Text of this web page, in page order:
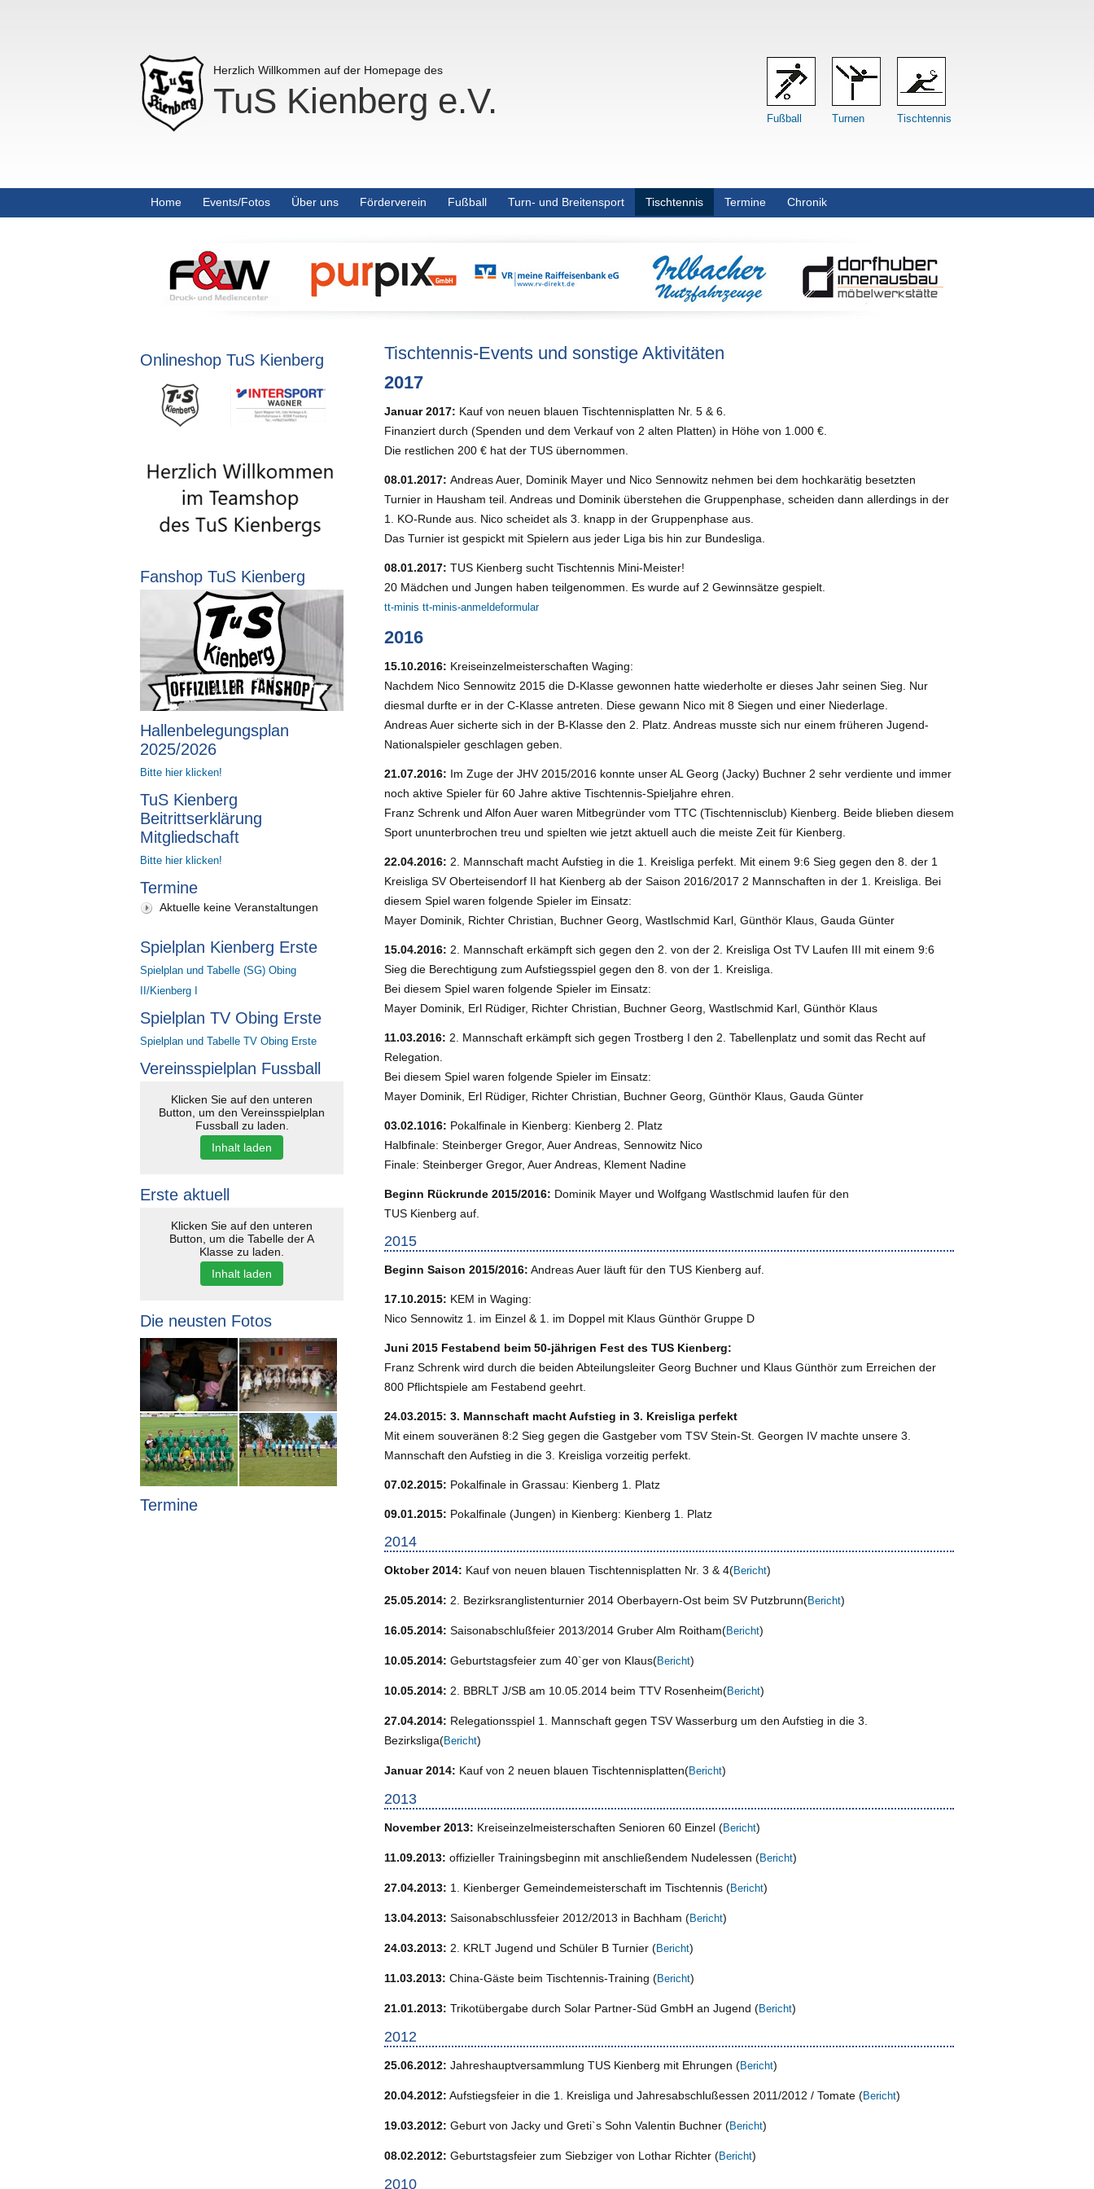
Herzlich Willkommen auf der Homepage des
TuS Kienberg e.V. Fußball Turnen Tischtennis
Home Events/Fotos Über uns Förderverein Fußball Turn- und Breitensport Tischtennis Termine Chronik
Onlineshop TuS Kienberg
Fanshop TuS Kienberg
Hallenbelegungsplan
2025/2026
Bitte hier klicken!
TuS Kienberg
Beitrittserklärung
Mitgliedschaft
Bitte hier klicken!
Termine
Aktuelle keine Veranstaltungen
Spielplan Kienberg Erste
Spielplan und Tabelle (SG) Obing
II/Kienberg I
Spielplan TV Obing Erste
Spielplan und Tabelle TV Obing Erste
Vereinsspielplan Fussball
Klicken Sie auf den unteren
Button, um den Vereinsspielplan
Fussball zu laden.
Inhalt laden
Erste aktuell
Klicken Sie auf den unteren
Button, um die Tabelle der A
Klasse zu laden.
Inhalt laden
Die neusten Fotos
Termine
Tischtennis-Events und sonstige Aktivitäten
2017
Januar 2017: Kauf von neuen blauen Tischtennisplatten Nr. 5 & 6.
Finanziert durch (Spenden und dem Verkauf von 2 alten Platten) in Höhe von 1.000 €.
Die restlichen 200 € hat der TUS übernommen.
08.01.2017: Andreas Auer, Dominik Mayer und Nico Sennowitz nehmen bei dem hochkarätig besetzten
Turnier in Hausham teil. Andreas und Dominik überstehen die Gruppenphase, scheiden dann allerdings in der
1. KO-Runde aus. Nico scheidet als 3. knapp in der Gruppenphase aus.
Das Turnier ist gespickt mit Spielern aus jeder Liga bis hin zur Bundesliga.
08.01.2017: TUS Kienberg sucht Tischtennis Mini-Meister!
20 Mädchen und Jungen haben teilgenommen. Es wurde auf 2 Gewinnsätze gespielt.
tt-minis tt-minis-anmeldeformular
2016
15.10.2016: Kreiseinzelmeisterschaften Waging:
Nachdem Nico Sennowitz 2015 die D-Klasse gewonnen hatte wiederholte er dieses Jahr seinen Sieg. Nur
diesmal durfte er in der C-Klasse antreten. Diese gewann Nico mit 8 Siegen und einer Niederlage.
Andreas Auer sicherte sich in der B-Klasse den 2. Platz. Andreas musste sich nur einem früheren Jugend-
Nationalspieler geschlagen geben.
21.07.2016: Im Zuge der JHV 2015/2016 konnte unser AL Georg (Jacky) Buchner 2 sehr verdiente und immer
noch aktive Spieler für 60 Jahre aktive Tischtennis-Spieljahre ehren.
Franz Schrenk und Alfon Auer waren Mitbegründer vom TTC (Tischtennisclub) Kienberg. Beide blieben diesem
Sport ununterbrochen treu und spielten wie jetzt aktuell auch die meiste Zeit für Kienberg.
22.04.2016: 2. Mannschaft macht Aufstieg in die 1. Kreisliga perfekt. Mit einem 9:6 Sieg gegen den 8. der 1
Kreisliga SV Oberteisendorf II hat Kienberg ab der Saison 2016/2017 2 Mannschaften in der 1. Kreisliga. Bei
diesem Spiel waren folgende Spieler im Einsatz:
Mayer Dominik, Richter Christian, Buchner Georg, Wastlschmid Karl, Günthör Klaus, Gauda Günter
15.04.2016: 2. Mannschaft erkämpft sich gegen den 2. von der 2. Kreisliga Ost TV Laufen III mit einem 9:6
Sieg die Berechtigung zum Aufstiegsspiel gegen den 8. von der 1. Kreisliga.
Bei diesem Spiel waren folgende Spieler im Einsatz:
Mayer Dominik, Erl Rüdiger, Richter Christian, Buchner Georg, Wastlschmid Karl, Günthör Klaus
11.03.2016: 2. Mannschaft erkämpft sich gegen Trostberg I den 2. Tabellenplatz und somit das Recht auf
Relegation.
Bei diesem Spiel waren folgende Spieler im Einsatz:
Mayer Dominik, Erl Rüdiger, Richter Christian, Buchner Georg, Günthör Klaus, Gauda Günter
03.02.1016: Pokalfinale in Kienberg: Kienberg 2. Platz
Halbfinale: Steinberger Gregor, Auer Andreas, Sennowitz Nico
Finale: Steinberger Gregor, Auer Andreas, Klement Nadine
Beginn Rückrunde 2015/2016: Dominik Mayer und Wolfgang Wastlschmid laufen für den
TUS Kienberg auf.
2015
Beginn Saison 2015/2016: Andreas Auer läuft für den TUS Kienberg auf.
17.10.2015: KEM in Waging:
Nico Sennowitz 1. im Einzel & 1. im Doppel mit Klaus Günthör Gruppe D
Juni 2015 Festabend beim 50-jährigen Fest des TUS Kienberg:
Franz Schrenk wird durch die beiden Abteilungsleiter Georg Buchner und Klaus Günthör zum Erreichen der
800 Pflichtspiele am Festabend geehrt.
24.03.2015: 3. Mannschaft macht Aufstieg in 3. Kreisliga perfekt
Mit einem souveränen 8:2 Sieg gegen die Gastgeber vom TSV Stein-St. Georgen IV machte unsere 3.
Mannschaft den Aufstieg in die 3. Kreisliga vorzeitig perfekt.
07.02.2015: Pokalfinale in Grassau: Kienberg 1. Platz
09.01.2015: Pokalfinale (Jungen) in Kienberg: Kienberg 1. Platz
2014
Oktober 2014: Kauf von neuen blauen Tischtennisplatten Nr. 3 & 4(Bericht)
25.05.2014: 2. Bezirksranglistenturnier 2014 Oberbayern-Ost beim SV Putzbrunn(Bericht)
16.05.2014: Saisonabschlußfeier 2013/2014 Gruber Alm Roitham(Bericht)
10.05.2014: Geburtstagsfeier zum 40`ger von Klaus(Bericht)
10.05.2014: 2. BBRLT J/SB am 10.05.2014 beim TTV Rosenheim(Bericht)
27.04.2014: Relegationsspiel 1. Mannschaft gegen TSV Wasserburg um den Aufstieg in die 3.
Bezirksliga(Bericht)
Januar 2014: Kauf von 2 neuen blauen Tischtennisplatten(Bericht)
2013
November 2013: Kreiseinzelmeisterschaften Senioren 60 Einzel (Bericht)
11.09.2013: offizieller Trainingsbeginn mit anschließendem Nudelessen (Bericht)
27.04.2013: 1. Kienberger Gemeindemeisterschaft im Tischtennis (Bericht)
13.04.2013: Saisonabschlussfeier 2012/2013 in Bachham (Bericht)
24.03.2013: 2. KRLT Jugend und Schüler B Turnier (Bericht)
11.03.2013: China-Gäste beim Tischtennis-Training (Bericht)
21.01.2013: Trikotübergabe durch Solar Partner-Süd GmbH an Jugend (Bericht)
2012
25.06.2012: Jahreshauptversammlung TUS Kienberg mit Ehrungen (Bericht)
20.04.2012: Aufstiegsfeier in die 1. Kreisliga und Jahresabschlußessen 2011/2012 / Tomate (Bericht)
19.03.2012: Geburt von Jacky und Greti`s Sohn Valentin Buchner (Bericht)
08.02.2012: Geburtstagsfeier zum Siebziger von Lothar Richter (Bericht)
2010